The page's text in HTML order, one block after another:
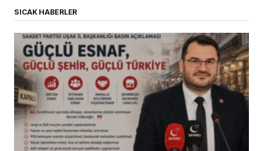
SICAK HABERLER